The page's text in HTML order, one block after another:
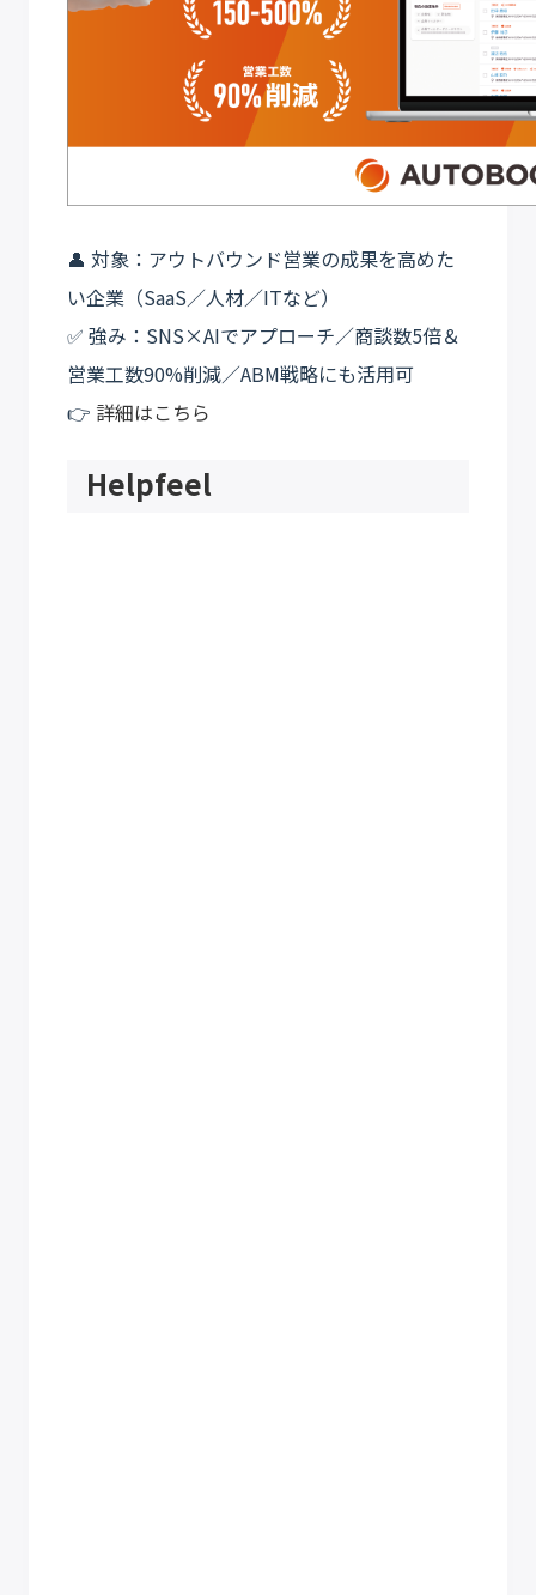
👤 対象：アウトバウンド営業の成果を高めた
い企業（SaaS／人材／ITなど）
✅ 強み：SNS×AIでアプローチ／商談数5倍＆
営業工数90%削減／ABM戦略にも活用可
👉 詳細はこちら
Helpfeel